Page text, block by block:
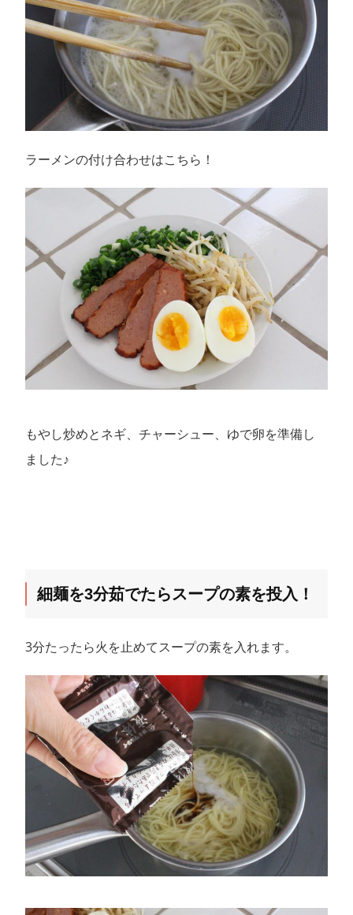
ラーメンの付け合わせはこちら！
もやし炒めとネギ、チャーシュー、ゆで卵を準備し
ました♪
細麺を3分茹でたらスープの素を投入！
3分たったら火を止めてスープの素を入れます。